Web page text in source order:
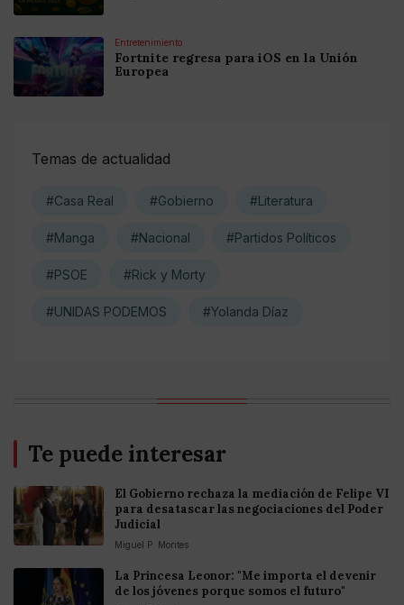
Entretenimiento
Fortnite regresa para iOS en la Unión
Europea
Temas de actualidad
#Casa Real #Gobierno #Literatura
#Manga #Nacional #Partidos Políticos
#PSOE #Rick y Morty
#UNIDAS PODEMOS #Yolanda Díaz
Te puede interesar
El Gobierno rechaza la mediación de Felipe VI
para desatascar las negociaciones del Poder
Judicial
Miguel P. Montes
La Princesa Leonor: "Me importa el devenir
de los jóvenes porque somos el futuro"